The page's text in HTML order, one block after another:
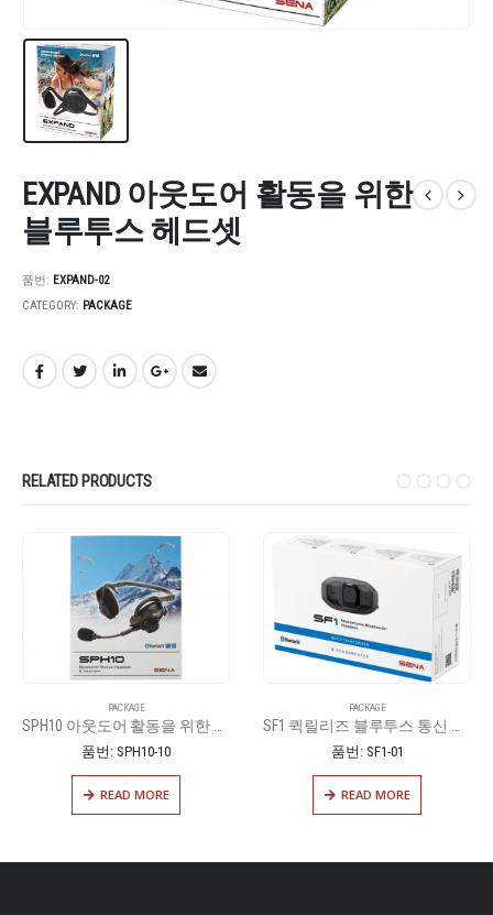
EXPAND 아웃도어 활동을 위한
블루투스 헤드셋
품번: EXPAND-02
CATEGORY: PACKAGE
RELATED PRODUCTS
PACKAGE
SPH10 아웃도어 활동을 위한 블루투스 헤드셋
품번: SPH10-10
READ MORE
PACKAGE
SF1 퀵릴리즈 블루투스 통신 시스템
품번: SF1-01
READ MORE